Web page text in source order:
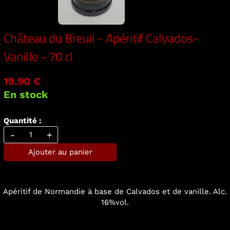
Château du Breuil - Apéritif Calvados-
Vanille - 70 cl
19.90 €
En stock
Quantité :
- +
Ajouter au panier
Apéritif de Normandie à base de Calvados et de vanille. Alc.
16%vol.